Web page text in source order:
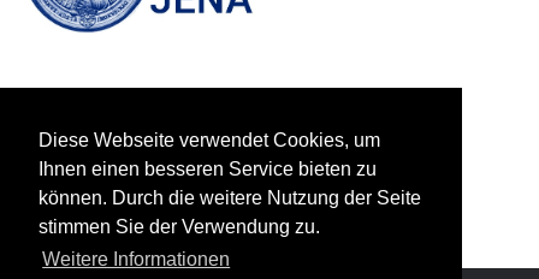
Diese Webseite verwendet Cookies, um
Ihnen einen besseren Service bieten zu
können. Durch die weitere Nutzung der Seite
stimmen Sie der Verwendung zu.
Weitere Informationen